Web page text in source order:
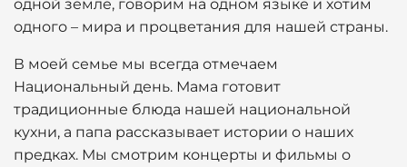
одной земле, говорим на одном языке и хотим
одного – мира и процветания для нашей страны.
В моей семье мы всегда отмечаем
Национальный день. Мама готовит
традиционные блюда нашей национальной
кухни, а папа рассказывает истории о наших
предках. Мы смотрим концерты и фильмы о